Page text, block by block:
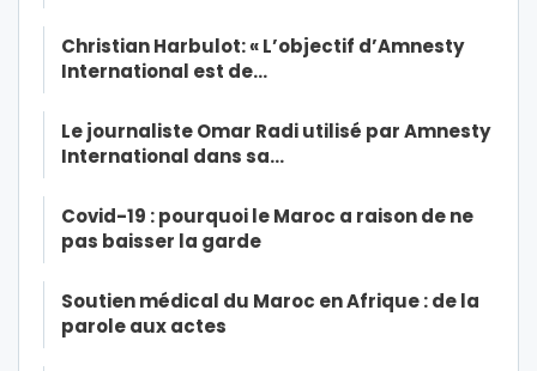
Christian Harbulot: « L’objectif d’Amnesty
International est de…
Le journaliste Omar Radi utilisé par Amnesty
International dans sa…
Covid-19 : pourquoi le Maroc a raison de ne
pas baisser la garde
Soutien médical du Maroc en Afrique : de la
parole aux actes